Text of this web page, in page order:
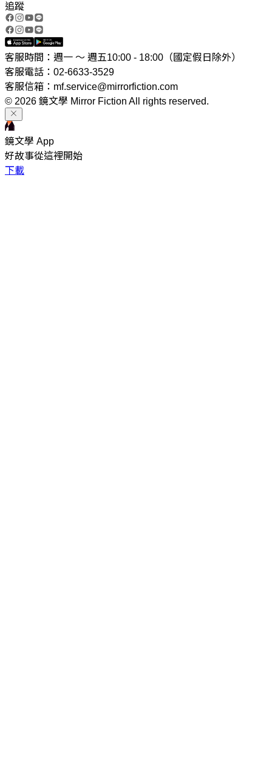
追蹤
客服時間：週一 ～ 週五10:00 - 18:00（國定假日除外）
客服電話：02-6633-3529
客服信箱：mf.service@mirrorfiction.com
© 2026 鏡文學 Mirror Fiction All rights reserved.
鏡文學 App
好故事從這裡開始
下載